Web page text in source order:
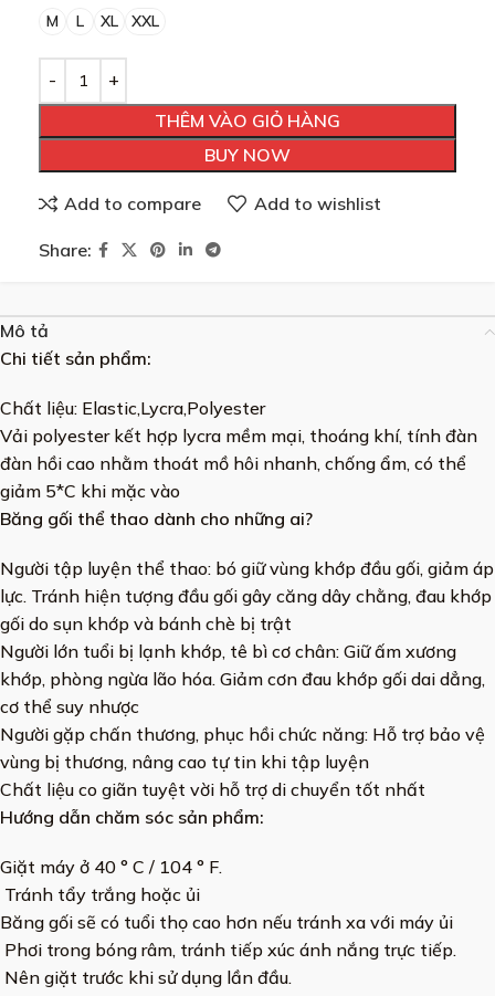
M L XL XXL
THÊM VÀO GIỎ HÀNG
BUY NOW
Add to compare Add to wishlist
Share:
Mô tả
Chi tiết sản phẩm:
Chất liệu: Elastic,Lycra,Polyester
Vải polyester kết hợp lycra mềm mại, thoáng khí, tính đàn
đàn hồi cao nhằm thoát mồ hôi nhanh, chống ẩm, có thể
giảm 5*C khi mặc vào
Băng gối thể thao dành cho những ai?
Người tập luyện thể thao: bó giữ vùng khớp đầu gối, giảm áp
lực. Tránh hiện tượng đầu gối gây căng dây chằng, đau khớp
gối do sụn khớp và bánh chè bị trật
Người lớn tuổi bị lạnh khớp, tê bì cơ chân: Giữ ấm xương
khớp, phòng ngừa lão hóa. Giảm cơn đau khớp gối dai dẳng,
cơ thể suy nhược
Người gặp chấn thương, phục hồi chức năng: Hỗ trợ bảo vệ
vùng bị thương, nâng cao tự tin khi tập luyện
Chất liệu co giãn tuyệt vời hỗ trợ di chuyển tốt nhất
Hướng dẫn chăm sóc sản phẩm:
Giặt máy ở 40 ° C / 104 ° F.
Tránh tẩy trắng hoặc ủi
Băng gối sẽ có tuổi thọ cao hơn nếu tránh xa với máy ủi
Phơi trong bóng râm, tránh tiếp xúc ánh nắng trực tiếp.
Nên giặt trước khi sử dụng lần đầu.